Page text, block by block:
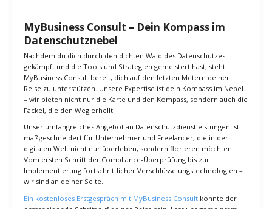
MyBusiness Consult – Dein Kompass im
Datenschutznebel
Nachdem du dich durch den dichten Wald des Datenschutzes
gekämpft und die Tools und Strategien gemeistert hast, steht
MyBusiness Consult bereit, dich auf den letzten Metern deiner
Reise zu unterstützen. Unsere Expertise ist dein Kompass im Nebel
Fackel, die den Weg erhellt.